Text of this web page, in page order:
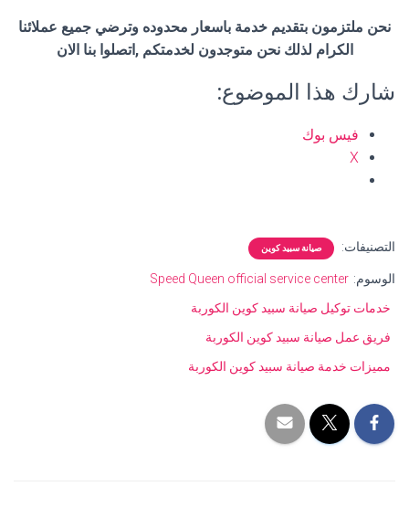
نحن ملتزمون بتقديم خدمة باسعار محدوده وترضي جميع عملائنا
الكرام لذلك نحن متوجدون لخدمتكم ,اتصلوا بنا الان
شارك هذا الموضوع:
فيس بوك
X
التصنيفات: صيانة سبيد كوين
الوسوم: Speed Queen official service center
خدمات توكيل صيانة سبيد كوين الكوربة
فريق عمل صيانة سبيد كوين الكوربة
مميزات خدمة صيانة سبيد كوين الكوربة